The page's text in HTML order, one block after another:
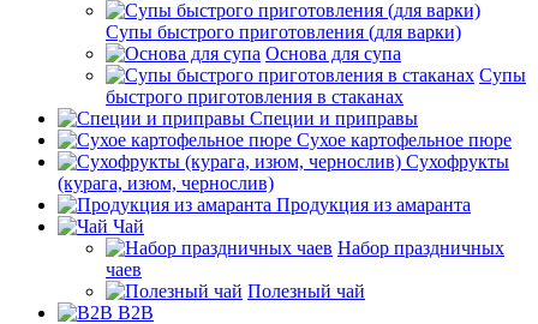
Супы быстрого приготовления (для варки)
Основа для супа
Супы
быстрого приготовления в стаканах
Специи и приправы
Сухое картофельное пюре
Сухофрукты
(курага, изюм, чернослив)
Продукция из амаранта
Чай
Набор праздничных
чаев
Полезный чай
B2B